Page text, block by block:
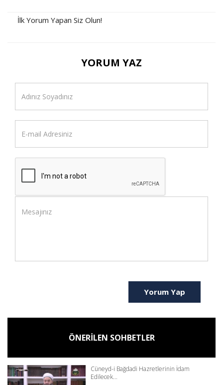
İlk Yorum Yapan Siz Olun!
YORUM YAZ
Yorum Yap
ÖNERİLEN SOHBETLER
Cüneyd-i Bağdadi Hazretlerinin İdam
Edilecek...